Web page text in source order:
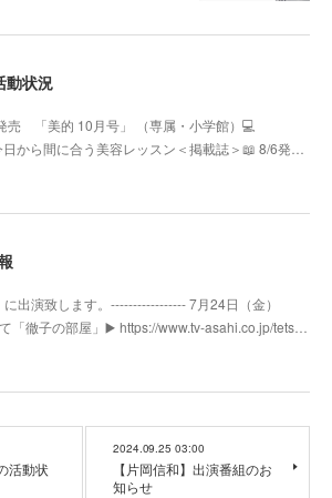
動状況
売 「美的 10月号」 （専属・小学館）💻
日から間に合う美容レッスン＜掲載誌＞📖 8/6発…
出演致します。----------------- 7月24日（金）
「徹子の部屋」▶️ https://www.tv-asahi.co.jp/tets…
活動状
2024.09.25 03:00
【片岡信和】出演番組のお
知らせ